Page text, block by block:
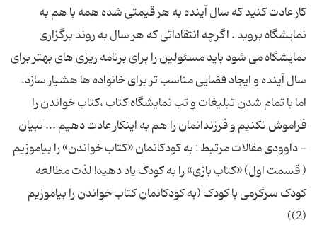
کار عادت کنید که سال آینده به هر قیمتی شده همه با هم به
نمایشگاه بروید . اگرچه انتقاداتی که هر سال به روند برگزاری
نمایشگاه می شود باید مسئولین را برای برنامه ریزی های بهتر برای
سال آینده و ایجاد فضایی مناسب تر برای خانواده ها هشیار سازد.
اما با تمام شدن تبلیغات و تب نمایشگاه کتاب ،کتاب خواندن را
فراموش نکنیم و فرزندانمان را هم به اینکار عادت دهیم ... تبیان
- داوودی مقالات مرتبط : به كودكانمان «كتاب خواندن» را بیاموزیم
( قسمت اول) «کتاب بازی» را به کودک یاد دهید! لذت مطالعه
کودک سرگرمی با کودک (به کودکانمان کتاب خواندن را بیاموزیم
(2))